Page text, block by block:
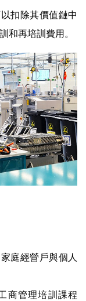
扣除其價值鏈中
和再培訓費用。
庭經營戶與個人
商管理培訓課程